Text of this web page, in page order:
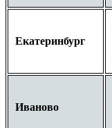
Екатеринбург
Иваново